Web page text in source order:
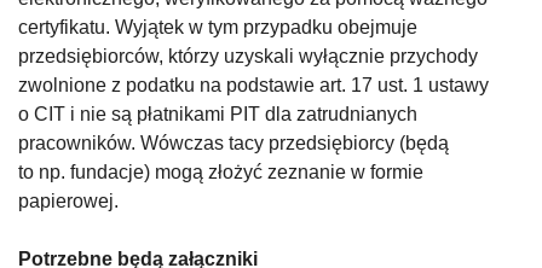
certyfikatu. Wyjątek w tym przypadku obejmuje
przedsiębiorców, którzy uzyskali wyłącznie przychody
zwolnione z podatku na podstawie art. 17 ust. 1 ustawy
o CIT i nie są płatnikami PIT dla zatrudnianych
pracowników. Wówczas tacy przedsiębiorcy (będą
to np. fundacje) mogą złożyć zeznanie w formie
papierowej.
Potrzebne będą załączniki